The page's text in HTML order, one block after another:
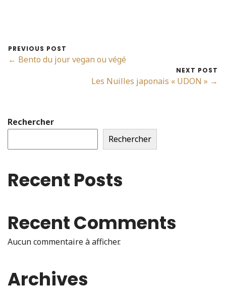
PREVIOUS POST
← Bento du jour vegan ou végé
NEXT POST
Les Nuilles japonais « UDON » →
Rechercher
Rechercher
Recent Posts
Recent Comments
Aucun commentaire à afficher.
Archives